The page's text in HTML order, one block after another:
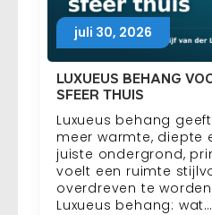
LUXUEUS BEHANG
SFEER THUIS
juli 30, 2026
Luxueus behang
meer warmte, diepte
juiste ondergrond,
voelt een ruimte
overdreven te
Luxueus behang: wat…